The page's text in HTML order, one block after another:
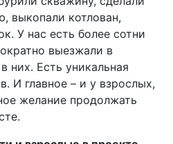
выкопали котлован,
У нас есть более сотни
выезжали в
них. Есть уникальная
И главное – и у взрослых,
желание продолжать